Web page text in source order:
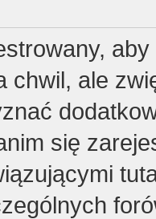
chwil, ale
się